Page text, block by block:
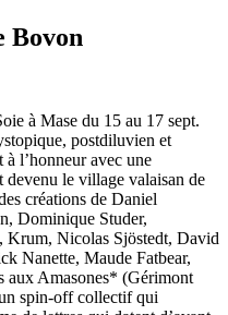
Bovon
à Mase du 15 au 17 sept.
postdiluvien et
l’honneur avec une
devenu le village valaisan de
créations de Daniel
Dominique Studer,
Nicolas Sjöstedt, David
Nanette, Maude Fatbear,
aux Amasones* (Gérimont
spin-off collectif qui